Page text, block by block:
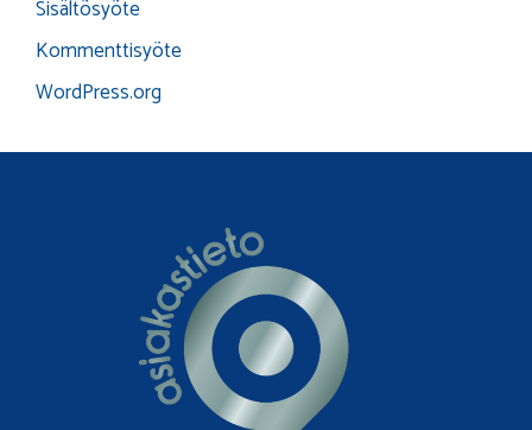
Sisältösyöte
Kommenttisyöte
WordPress.org